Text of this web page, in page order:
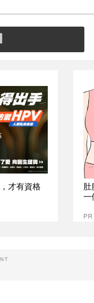
才有資格
肚
一